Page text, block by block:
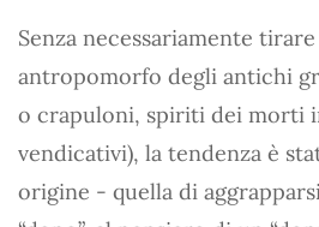
Senza necessariamente
antropomorfo degli antichi
o crapuloni, spiriti dei morti
vendicativi), la tendenza è
origine - quella di